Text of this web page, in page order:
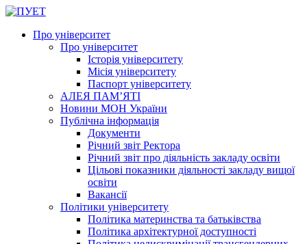
Про університет
Про університет
Історія університету
Місія університету
Паспорт університету
АЛЕЯ ПАМ’ЯТІ
Новини МОН України
Публічна інформація
Документи
Річний звіт Ректора
Річний звіт про діяльність закладу освіти
Цільові показники діяльності закладу вищої
освіти
Вакансії
Політики університету
Політика материнства та батьківства
Політика архітектурної доступності